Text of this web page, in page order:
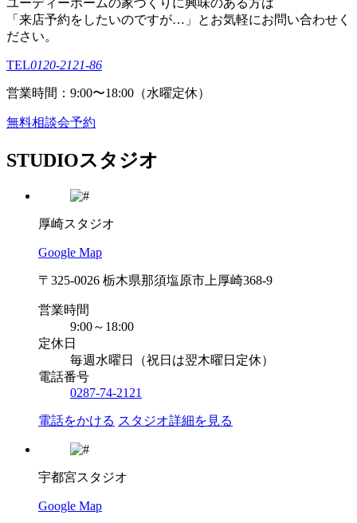
ユーディーホームの家づくりに興味のある⽅は
「来店予約をしたいのですが…」とお気軽にお問い合わせく
ださい。
TEL0120-2121-86
営業時間：9:00〜18:00（⽔曜定休）
無料相談会予約
STUDIOスタジオ
厚崎スタジオ
Google Map
〒325-0026 栃木県那須塩原市上厚崎368-9
営業時間
9:00～18:00
定休日
毎週水曜日（祝日は翌木曜日定休）
電話番号
0287-74-2121
電話をかける スタジオ詳細を見る
宇都宮スタジオ
Google Map